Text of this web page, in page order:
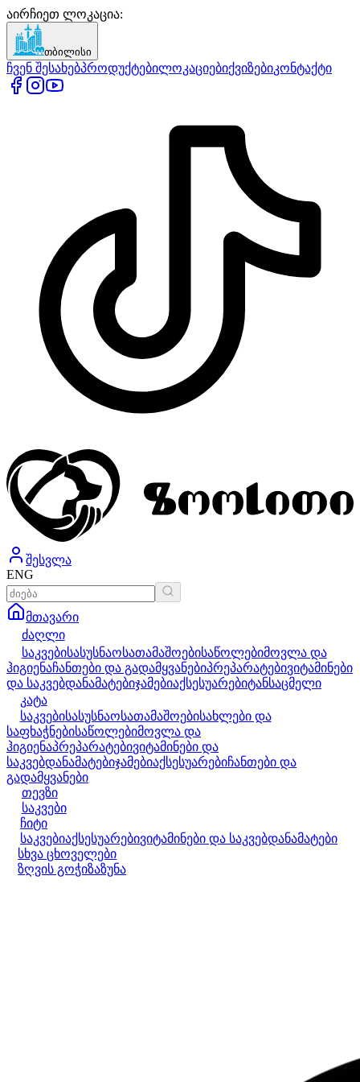
აირჩიეთ ლოკაცია:
თბილისი
ჩვენ შესახებპროდუქტებილოკაციებიქვიზებიკონტაქტი
შესვლა
ENG
მთავარი
ძაღლი
საკვებისასუსნაოსათამაშოებისაწოლებიმოვლა და
ჰიგიენაჩანთები და გადამყვანებიპრეპარატებივიტამინები
და საკვებდანამატებიჯამებიაქსესუარებიტანსაცმელი
კატა
საკვებისასუსნაოსათამაშოებისახლები და
საფხაჭნებისაწოლებიმოვლა და
ჰიგიენაპრეპარატებივიტამინები და
საკვებდანამატებიჯამებიაქსესუარებიჩანთები და
გადამყვანები
თევზი
საკვები
ჩიტი
საკვებიაქსესუარებივიტამინები და საკვებდანამატები
სხვა ცხოველები
ზღვის გოჭიზაზუნა